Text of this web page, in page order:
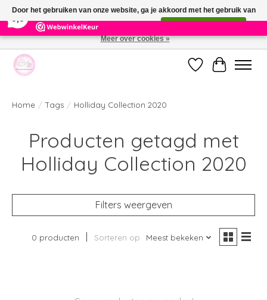
391 Reviews ×
Welkom bij de nieuwe webshop van Parfumerie Marie Rose
Verlanglijst
Home / Tags / Holliday Collection 2020
Producten getagd met
Holliday Collection 2020
Filters weergeven
0 producten Sorteren op Meest bekeken
Door het gebruiken van onze website, ga je akkoord met het gebruik van
cookies om onze website te verbeteren.
Meer over cookies »